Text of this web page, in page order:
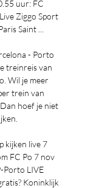
uur: FC
Ziggo Sport
Saint ...
- Porto
treinreis van
Wil je meer
trein van
hoef je niet
kijken live 7
FC Po 7 nov
Porto LIVE
Koninklijk